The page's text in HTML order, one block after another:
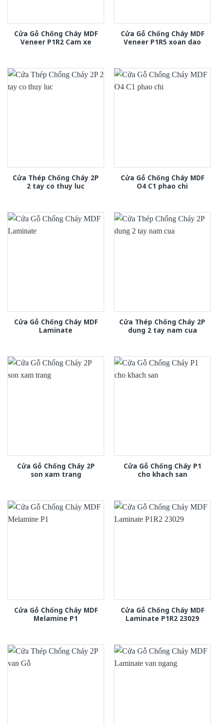
Cửa Gỗ Chống Cháy MDF
Veneer P1R2 Cam xe
Cửa Gỗ Chống Cháy MDF
Veneer P1R5 xoan dao
Cửa Thép Chống Cháy 2P
2 tay co thuy luc
Cửa Gỗ Chống Cháy MDF
O4 C1 phao chi
Cửa Gỗ Chống Cháy MDF
Laminate
Cửa Thép Chống Cháy 2P
dung 2 tay nam cua
Cửa Gỗ Chống Cháy 2P
son xam trang
Cửa Gỗ Chống Cháy P1
cho khach san
Cửa Gỗ Chống Cháy MDF
Melamine P1
Cửa Gỗ Chống Cháy MDF
Laminate P1R2 23029